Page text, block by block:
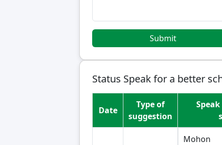
Submit
Status Speak for a better
Date
Type of
suggestion
Mohon